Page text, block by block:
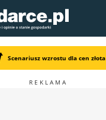
Scenariusz wzrostu dla cen złota